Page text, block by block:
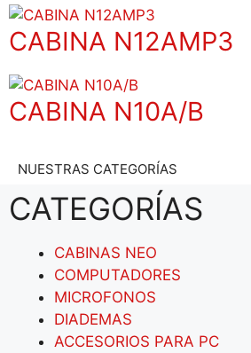
CABINA N12AMP3
CABINA N10A/B
NUESTRAS CATEGORÍAS
CATEGORÍAS
CABINAS NEO
COMPUTADORES
MICROFONOS
DIADEMAS
ACCESORIOS PARA PC